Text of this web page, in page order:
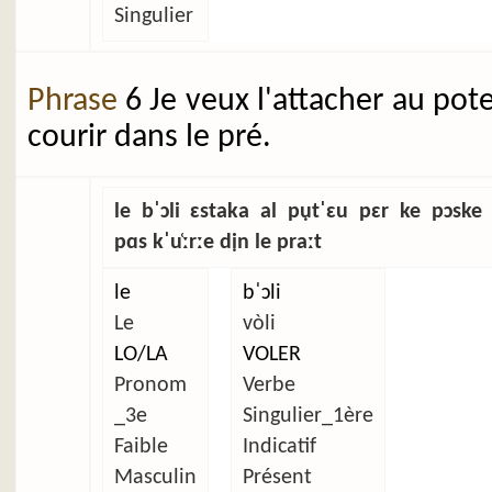
Singulier
Phrase 6 Je veux l'attacher au
courir dans le pré.
le bˈɔli ɛstaka al pụtˈɛu pɛr ke pɔske
pɑs kˈu̜ːrːe dịn le praːt
le
Le
LO/LA
Pronom
_3e
Faible
Masculin
bˈɔli
vòli
VOLER
Verbe
Singulier_1ère
Indicatif
Présent